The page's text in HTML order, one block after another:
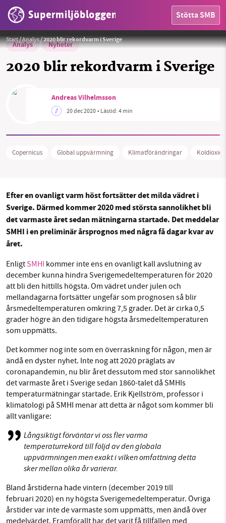
Supermiljöbloggen Stötta SMB
HEM
OMRÅDEN
Sparade inlägg
Threads LinkedIn
Start/Analys/2020 blir rekordvarm i Sverige
Analys Nyheter
2020 blir rekordvarm i Sverige
Foto:Pixabay
Andreas Vilhelmsson
20 dec 2020• Lästid:4 min
Copernicus Global uppvärmning Klimatförändringar Koldioxid
Efter en ovanligt varm höst fortsätter det milda vädret i
Sverige. Därmed kommer 2020 med största sannolikhet bli
det varmaste åretsedan mätningarna startade. Det meddelar
SMHI i en preliminär årsprognos med några få dagar kvar av
året.
Enligt SMHI kommer inte ens en ovanligt kall avslutning av
december kunna hindra Sverigemedeltemperaturen för 2020
att bli den hittills högsta. Om vädret under julen och
mellandagarna fortsätter ungefär som prognosen så blir
årsmedeltemperaturen omkring 7,5 grader. Det är cirka 0,5
grader högre än den tidigare högsta årsmedeltemperaturen
som uppmätts.
Det kommer nog inte som en överraskning för någon, men är
ändå en dyster nyhet. Inte nog att 2020 präglats av
coronapandemin, nu blir året dessutom med stor sannolikhet
det varmaste året i Sverige sedan 1860-talet då SMHIs
temperaturmätningar startade. Erik Kjellström, professor i
klimatologi på SMHI menar att detta är något som kommer bli
allt vanligare:
Långsiktigt förväntar vi oss fler varma
temperaturrekord till följd av den globala
uppvärmningen men exakt i vilken omfattning detta
sker mellan olika år varierar.
Bland årstiderna hade vintern (december 2019 till
februari 2020) en ny högsta Sverigemedeltemperatur. Övriga
årstider var inte de varmaste som uppmätts, men ändå över
SMB kämpar för en hållbar framtid. Sedan
starten 2010 har vår ideella redaktion drivit
miljödebatten framåt genom
nyhetsbevakning och granskningar. Nu vill vi
utveckla vårt arbete – och vi hoppas att du
Stötta vårt arbete genom att swisha en slant till
1231368703
Läs vad vi vill göra